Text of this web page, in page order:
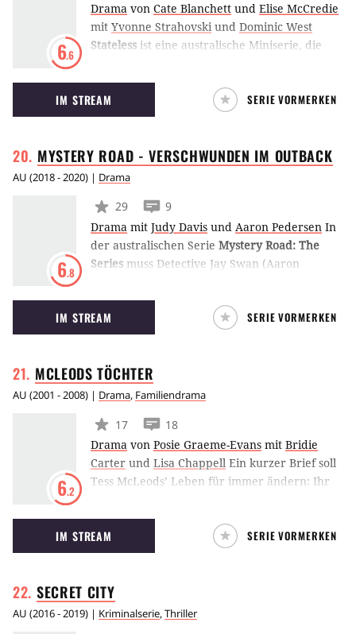
6.6
Drama von Cate Blanchett und Elise McCredie
mit Yvonne Strahovskiund Dominic West
Stateless ist eine australische Miniserie, die
wurde. Die Stewardess Sofie gerät darin in die
Fänge einer Sekte und befindet sich daraufhin
auf der Flucht. Letzten Endes landet sie in
IM STREAM SERIE VORMERKEN
MYSTERY ROAD - VERSCHWUNDEN IM OUTBACK
AU (2018 - 2020) | Drama
6.8
29
9
Drama mit Judy Davis und Aaron Pedersen In
der australischen Serie Mystery Road: The
Series muss Detective Jay Swan (Aaron
im Outback wiederfinden und stößt dabei auf
lang gehütete Geheimnisse. Die Serie basiert
auf dem Thriller Mystery Road aus dem Jahr
IM STREAM SERIE VORMERKEN
MCLEODSTÖCHTER
AU (2001 - 2008) | Drama, Familiendrama
6.2
17
18
Drama von Posie Graeme-Evans mit Bridie
Carter und Lisa Chappell Ein kurzer Brief soll
Tess McLeods’ Leben für immer ändern: Ihr
hat die Hälfte der riesigen Rinderfarm im
australischen Outback geerbt. Nach der
Trennung ihrer Eltern in der Stadt
Halbschwester Claire seit fast 20 Jahren nicht
mehr gesehen.
IM STREAM SERIE VORMERKEN
SECRET CITY
AU (2016 - 2019) | Kriminalserie,Thriller